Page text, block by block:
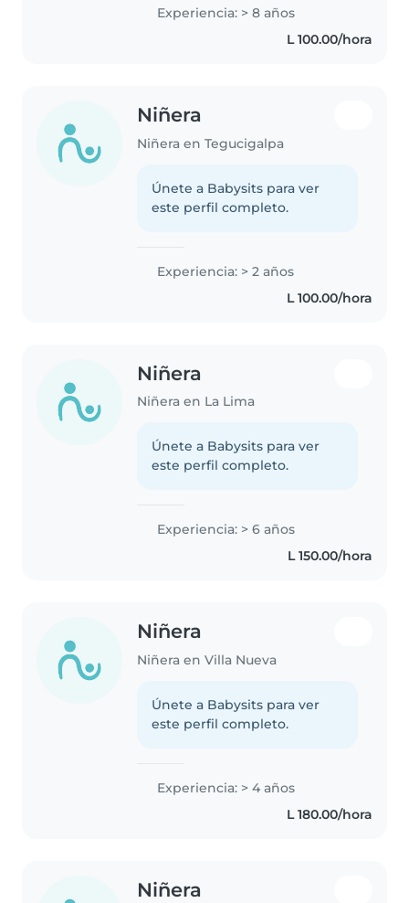
Experiencia: > 8 años
L 100.00/hora
Niñera
Niñera en Tegucigalpa
Únete a Babysits para ver
este perfil completo.
Experiencia: > 2 años
L 100.00/hora
Niñera
Niñera en La Lima
Únete a Babysits para ver
este perfil completo.
Experiencia: > 6 años
L 150.00/hora
Niñera
Niñera en Villa Nueva
Únete a Babysits para ver
este perfil completo.
Experiencia: > 4 años
L 180.00/hora
Niñera